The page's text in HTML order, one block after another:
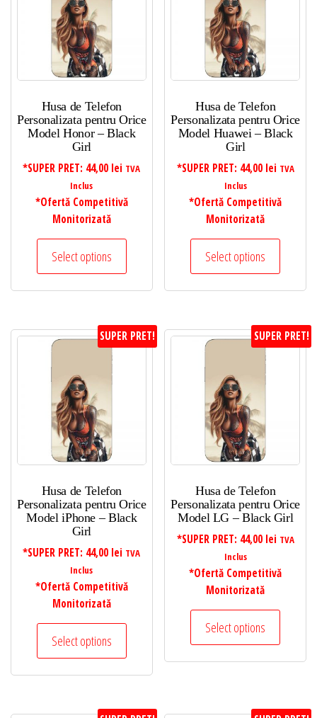
Husa de Telefon
Personalizata pentru Orice
Model Honor – Black
Girl
*SUPER PRET: 44,00 lei TVA
Inclus
*Ofertă Competitivă
Monitorizată
Select options
Husa de Telefon
Personalizata pentru Orice
Model Huawei – Black
Girl
*SUPER PRET: 44,00 lei TVA
Inclus
*Ofertă Competitivă
Monitorizată
Select options
SUPER PRET!
Husa de Telefon
Personalizata pentru Orice
Model iPhone – Black
Girl
*SUPER PRET: 44,00 lei TVA
Inclus
*Ofertă Competitivă
Monitorizată
Select options
SUPER PRET!
Husa de Telefon
Personalizata pentru Orice
Model LG – Black Girl
*SUPER PRET: 44,00 lei TVA
Inclus
*Ofertă Competitivă
Monitorizată
Select options